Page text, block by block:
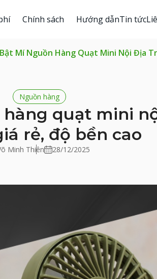
Chính sách Hướng dẫnTin tức
Bật Mí Nguồn Hàng Quạt Mini Nội Địa
Nguồn hàng
quạt mini
rẻ, độ bền cao
Minh Thiên 28/12/2025